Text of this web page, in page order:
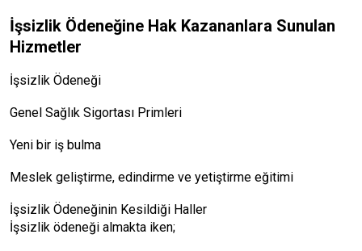
İşsizlik Ödeneğine Hak Kazananlara Sunulan
Hizmetler
İşsizlik Ödeneği
Genel Sağlık Sigortası Primleri
Yeni bir iş bulma
Meslek geliştirme, edindirme ve yetiştirme eğitimi
İşsizlik Ödeneğinin Kesildiği Haller
İşsizlik ödeneği almakta iken;